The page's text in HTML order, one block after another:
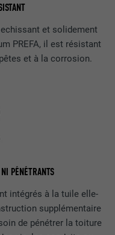
et solidement
PREFA, il est résistant
et à la corrosion.
PÉNÉTRANTS
intégrés à la tuile elle-
supplémentaire
de pénétrer la toiture